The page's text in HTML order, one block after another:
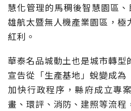
慧化管理的馬稠後智慧園區
雄航太暨無人機產業園區，極
紅利。
華泰名品城動土也是城市轉型
宣告從「生產基地」蛻變成為
加快行政程序，縣府成立專
畫、環評、消防、建照等流程